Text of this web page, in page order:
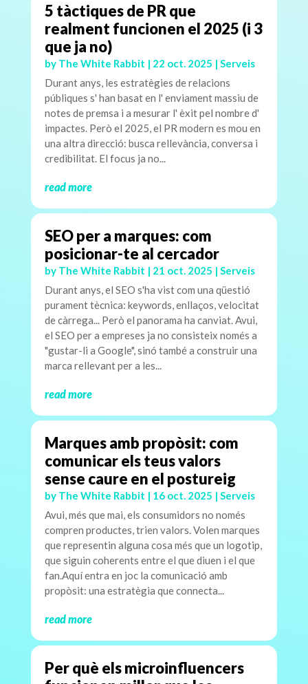
5 tàctiques de PR que
realment funcionen el 2025 (i 3
que ja no)
by The White Rabbit | 22 oct. 2025 | Serveis
Durant anys, les estratègies de relacions
públiques s' han basat en l' enviament massiu de
notes de premsa i a mesurar l' èxit pel nombre d'
impactes. Però el 2025, el PR modern es mou en
una altra direcció: busca rellevància, conversa i
credibilitat. El focus ja no...
read more
SEO per a marques: com
posicionar-te al cercador
by The White Rabbit | 21 oct. 2025 | Serveis
Durant anys, el SEO s'ha vist com una qüestió
purament tècnica: keywords, enllaços, velocitat
de càrrega... Però el panorama ha canviat. Avui,
el SEO per a empreses ja no consisteix només a
"gustar-li a Google", sinó també a construir una
marca rellevant per a les...
read more
Marques amb propòsit: com
comunicar els teus valors
sense caure en el postureig
by The White Rabbit | 16 oct. 2025 | Serveis
Avui, més que mai, els consumidors no només
compren productes, trien valors. Volen marques
que representin alguna cosa més que un logotip,
que siguin coherents entre el que diuen i el que
fan.Aquí entra en joc la comunicació amb
propòsit: una estratègia que connecta...
read more
Per què els microinfluencers